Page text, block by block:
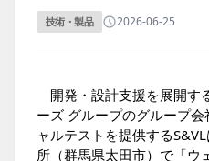
技術・製品 2026-06-25
開発・設計支援を展開す
ーズ グループのグループ
ャルテストを提供する
所（群馬県太田市）で「ウ